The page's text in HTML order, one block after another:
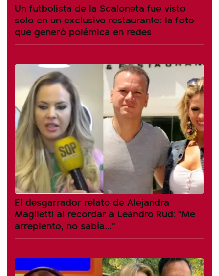
Un futbolista de la Scaloneta fue visto
solo en un exclusivo restaurante: la foto
que generó polémica en redes
El desgarrador relato de Alejandra
Maglietti al recordar a Leandro Rud: "Me
arrepiento, no sabía..."